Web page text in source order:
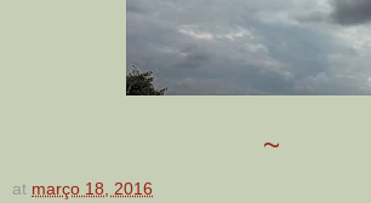
~
at março 18, 2016